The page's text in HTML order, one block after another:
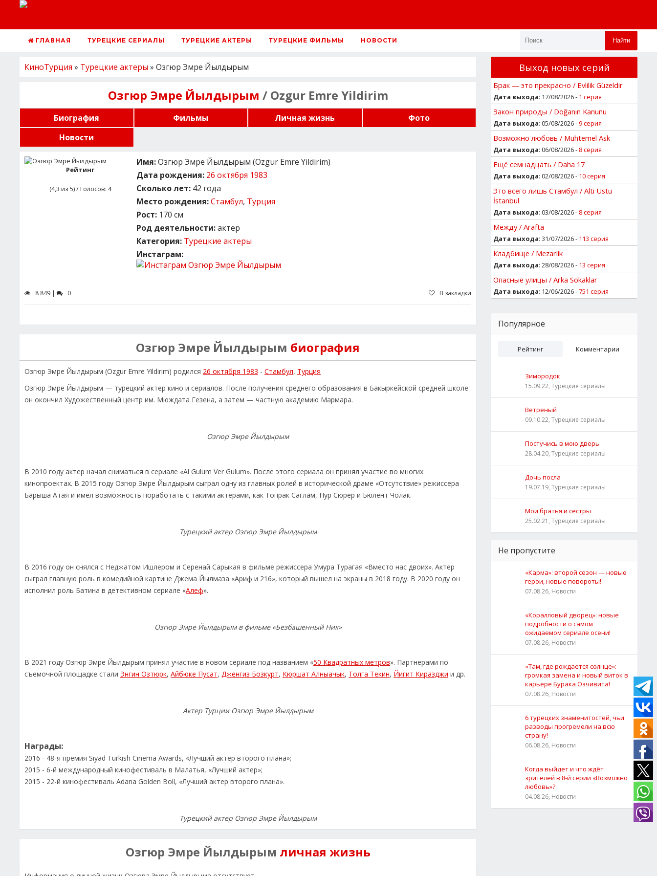
ГЛАВНАЯ ТУРЕЦКИЕ СЕРИАЛЫ ТУРЕЦКИЕ АКТЕРЫ ТУРЕЦКИЕ ФИЛЬМЫ НОВОСТИ Найти
КиноТурция » Турецкие актеры » Озгюр Эмре Йылдырым
Озгюр Эмре Йылдырым / Ozgur Emre Yildirim
Биография Фильмы Личная жизнь
Фото
Новости
Рейтинг
(4,3 из 5) / Голосов: 4
Имя:Озгюр Эмре Йылдырым (Ozgur Emre Yildirim)
Дата рождения: 26 октября 1983
Сколько лет:42 года
Место рождения: Стамбул, Турция
Рост:170 см
Род деятельности:актер
Категория: Турецкие актеры
Инстаграм:
8 849 | 0 В закладки
Озгюр Эмре Йылдырым биография
Озгюр Эмре Йылдырым (Ozgur Emre Yildirim) родился 26 октября 1983 - Стамбул, Турция
Озгюр Эмре Йылдырым — турецкий актер кино и сериалов. После получения среднего образования в Бакыркёйской средней школе
он окончил Художественный центр им. Мюждата Гезена, а затем — частную академию Мармара.
Озгюр Эмре Йылдырым
В 2010 году актер начал сниматься в сериале «Al Gulum Ver Gulum». После этого сериала он принял участие во многих
кинопроектах. В 2015 году Озгюр Эмре Йылдырым сыграл одну из главных ролей в исторической драме «Отсутствие» режиссера
Барыша Атая и имел возможность поработать с такими актерами, как Топрак Саглам, Нур Сюрер и Бюлент Чолак.
Турецкий актер Озгюр Эмре Йылдырым
В 2016 году он снялся с Неджатом Ишлером и Серенай Сарыкая в фильме режиссера Умура Турагая «Вместо нас двоих». Актер
сыграл главную роль в комедийной картине Джема Йылмаза «Ариф и 216», который вышел на экраны в 2018 году. В 2020 году он
исполнил роль Батина в детективном сериале «Алеф».
Озгюр Эмре Йылдырым в фильме «Безбашенный Ник»
В 2021 году Озгюр Эмре Йылдырым принял участие в новом сериале под названием «50 Квадратных метров». Партнерами по
съемочной площадке стали Энгин Озтюрк, Айбюке Пусат, Дженгиз Бозкурт, Кюршат Алныачык, Толга Текин, Йигит Киразджи и др.
Актер Турции Озгюр Эмре Йылдырым
Награды:
2016 - 48-я премия Siyad Turkish Cinema Awards, «Лучший актер второго плана»;
2015 - 6-й международный кинофестиваль в Малатья, «Лучший актер»;
2015 - 22-й кинофестиваль Adana Golden Boll, «Лучший актер второго плана».
Турецкий актер Озгюр Эмре Йылдырым
Озгюр Эмре Йылдырым личная жизнь
Выход новых серий
Брак — это прекрасно / Evlilik Güzeldir
Дата выхода: 17/08/2026 - 1 серия
Закон природы / Doğanın Kanunu
Дата выхода: 05/08/2026 -9 серия
Возможно любовь / Muhtemel Ask
Дата выхода: 06/08/2026 - 8 серия
Ещё семнадцать / Daha 17
Дата выхода: 02/08/2026 - 10 серия
Это всего лишь Стамбул / Altı Ustu
İstanbul
Дата выхода: 03/08/2026 - 8 серия
Между / Arafta
Дата выхода: 31/07/2026 - 113 серия
Кладбище / Mezarlik
Дата выхода: 28/08/2026 - 13 серия
Опасные улицы / Arka Sokaklar
Дата выхода: 12/06/2026 -751 серия
Популярное
Рейтинг Комментарии
Зимородок
15.09.22, Турецкие сериалы
Ветреный
09.10.22, Турецкие сериалы
Постучись в мою дверь
28.04.20, Турецкие сериалы
Дочь посла
19.07.19, Турецкие сериалы
Мои братья и сестры
25.02.21, Турецкие сериалы
Не пропустите
«Карма»: второй сезон — новые
герои, новые повороты!
07.08.26, Новости
«Коралловый дворец»: новые
подробности о самом
ожидаемом сериале осени!
07.08.26, Новости
«Там, где рождается солнце»:
громкая замена и новый виток в
карьере Бурака Озчивита!
07.08.26, Новости
6 турецких знаменитостей, чьи
разводы прогремели на всю
страну!
06.08.26, Новости
Когда выйдет и что ждёт
зрителей в 8-й серии «Возможно
любовь»?
04.08.26, Новости